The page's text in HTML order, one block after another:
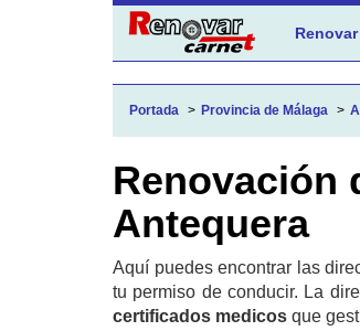
Portada Provincia de Málaga
Renovación
Antequera
Aquí puedes encontrar las
tu permiso de conducir. La
certificados medicos que